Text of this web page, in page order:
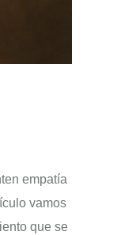
empatía
vamos
que se